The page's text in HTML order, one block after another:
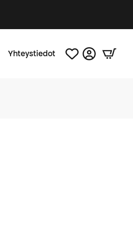
Yhteystiedot